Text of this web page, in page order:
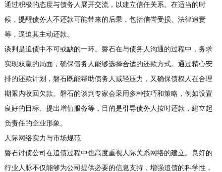
通过积极的态度与债务人展开交流，以建立信任关系。在适当的时
候，提醒债务人不还款可能带来的后果，包括信誉受损、法律追责
等，逼迫其主动还款。
谈判是追债中不可或缺的一环。磐石在与债务人沟通的过程中，务求
实现双赢的局面，确保债务人能够选择合适的还款方式。通过精心安
排的还款计划，磐石既能帮助债务人减轻压力，又确保债权人在合理
期限内收回欠款。磐石的谈判专家会采用多种技巧和策略，例如设置
良好的目标、提出增值服务等，目的是引导债务人按时还款，建立起
负责任的企业形象。
人际网络实力与市场规范
磐石讨债公司在追债过程中也高度重视人际关系网络的建立。良好的
行业人脉不仅能够为公司提供必要的信息支持，增强追债的科学性，